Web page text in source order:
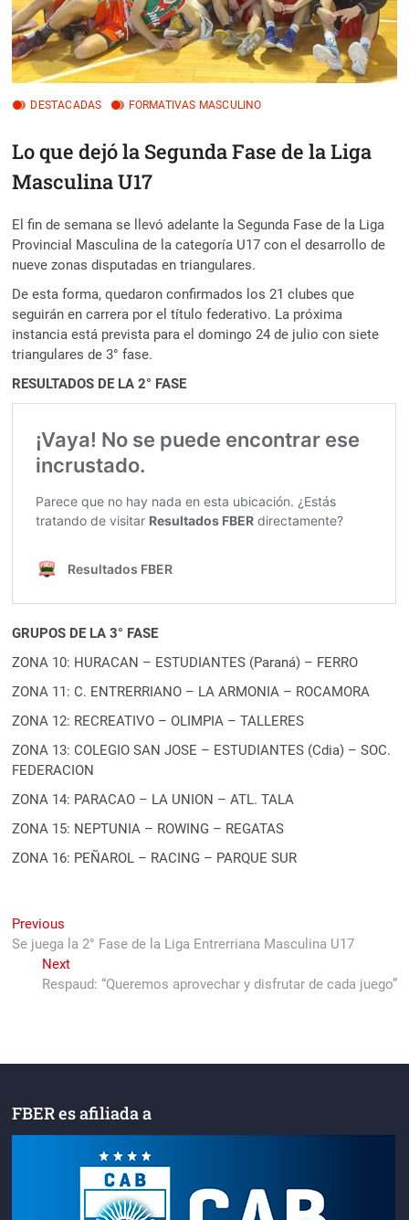
DESTACADAS FORMATIVAS MASCULINO
Lo que dejó la Segunda Fase de la Liga
Masculina U17
El fin de semana se llevó adelante la Segunda Fase de la Liga
Provincial Masculina de la categoría U17 con el desarrollo de
nueve zonas disputadas en triangulares.
De esta forma, quedaron confirmados los 21 clubes que
seguirán en carrera por el título federativo. La próxima
instancia está prevista para el domingo 24 de julio con siete
triangulares de 3° fase.
RESULTADOS DE LA 2° FASE
GRUPOS DE LA 3° FASE
ZONA 10: HURACAN – ESTUDIANTES (Paraná) – FERRO
ZONA 11: C. ENTRERRIANO – LA ARMONIA – ROCAMORA
ZONA 12: RECREATIVO – OLIMPIA – TALLERES
ZONA 13: COLEGIO SAN JOSE – ESTUDIANTES (Cdia) – SOC.
FEDERACION
ZONA 14: PARACAO – LA UNION – ATL. TALA
ZONA 15: NEPTUNIA – ROWING – REGATAS
ZONA 16: PEÑAROL – RACING – PARQUE SUR
Navegación
de
entradas
Previous
post:
Se juega la 2° Fase de la Liga Entrerriana Masculina U17
NextNext
post:
Respaud: “Queremos aprovechar y disfrutar de cada juego”
FBER es afiliada a